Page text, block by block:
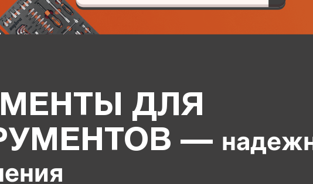
ДЛЯ
—